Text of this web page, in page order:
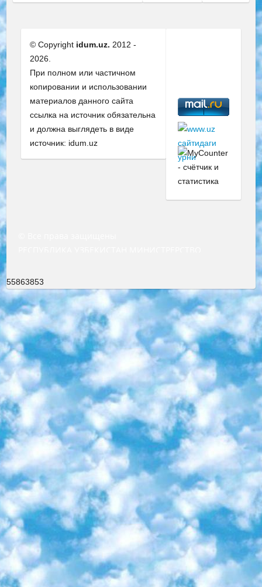
© Copyright idum.uz. 2012 -
2026.
При полном или частичном
копировании и использовании
материалов данного сайта
ссылка на источник обязательна
и должна выглядеть в виде
источник: idum.uz
55863853